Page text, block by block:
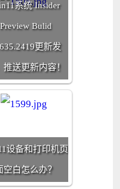
系统 Insider
Preview Bulid
更新发
推送更新内容！
设备和打印机页
空白怎么办？